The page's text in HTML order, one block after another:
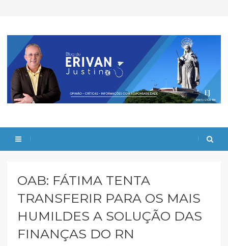
OAB: FÁTIMA TENTA
TRANSFERIR PARA OS MAIS
HUMILDES A SOLUÇÃO DAS
FINANÇAS DO RN